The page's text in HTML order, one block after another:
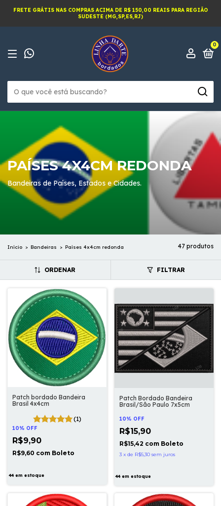
FRETE GRÁTIS NAS COMPRAS ACIMA DE R$ 150,00 REAIS PARA REGIÃO
SUDESTE (MG,SP,ES,RJ)
0
PAÍSES 4X4CM REDONDA
Bandeiras de Países, Estados e Cidades.
Início > Bandeiras > Países 4x4cm redonda 47 produtos
ORDENAR FILTRAR
Patch bordado Bandeira
Brasil 4x4cm
(1)
10% OFF
R$9,90
R$9,60 com Boleto
44em estoque
Patch Bordado Bandeira
Brasil/São Paulo 7x5cm
10% OFF
R$15,90
R$15,42 com Boleto
3 x de R$5,30 sem juros
44em estoque